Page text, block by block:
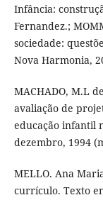
Infância:
Fernandez.;
sociedade:
Nova Harmonia,
MACHADO, M.L
avaliação de
educação infantil
dezembro, 1994
MELLO. Ana
currículo. Texto